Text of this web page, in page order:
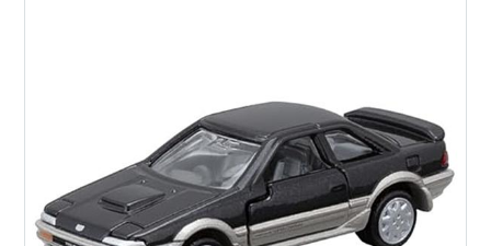
:一部年式を除く